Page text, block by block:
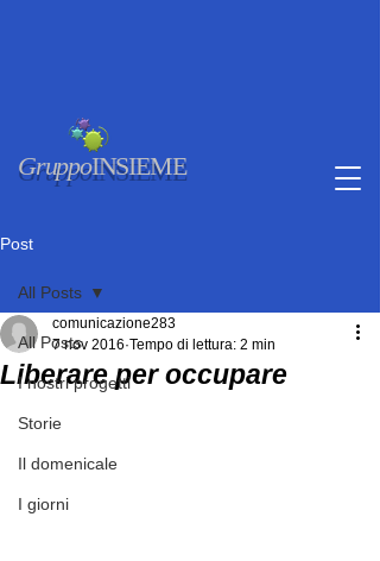
GruppoINSIEME
Post
All Posts
I nostri progetti
Storie
Il domenicale
I giorni
All Posts
Liberare per occupare
comunicazione283
7 nov 2016 Tempo di lettura: 2 min